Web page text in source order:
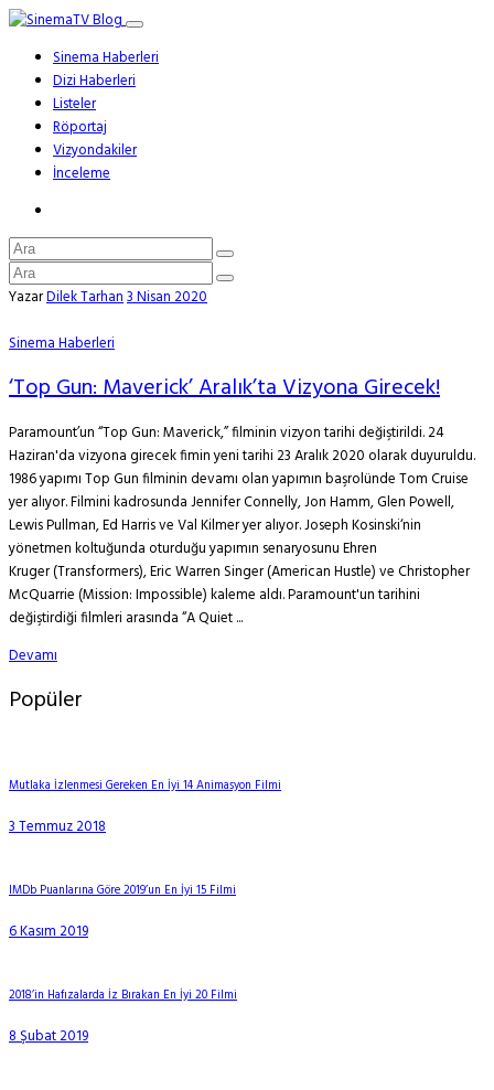
Sinema Haberleri
Dizi Haberleri
Listeler
Röportaj
Vizyondakiler
İnceleme
YazarDilek Tarhan3 Nisan 2020
Sinema Haberleri
‘Top Gun: Maverick’ Aralık’ta Vizyona Girecek!
Paramount’un “Top Gun: Maverick,” filminin vizyon tarihi değiştirildi. 24
Haziran'da vizyona girecek fimin yeni tarihi 23 Aralık 2020 olarak duyuruldu.
1986 yapımı Top Gun filminin devamı olan yapımın başrolünde Tom Cruise
yer alıyor. Filmini kadrosunda Jennifer Connelly, Jon Hamm, Glen Powell,
Lewis Pullman, Ed Harris ve Val Kilmer yer alıyor. Joseph Kosinski‘nin
yönetmen koltuğunda oturduğu yapımın senaryosunu Ehren
Kruger (Transformers), Eric Warren Singer (American Hustle) ve Christopher
McQuarrie (Mission: Impossible) kaleme aldı. Paramount'un tarihini
değiştirdiği filmleri arasında “A Quiet ...
Devamı
Popüler
Mutlaka İzlenmesi Gereken En İyi 14 Animasyon Filmi
3 Temmuz 2018
IMDb Puanlarına Göre 2019’un En İyi 15 Filmi
6 Kasım 2019
2018’in Hafızalarda İz Bırakan En İyi 20 Filmi
8 Şubat 2019